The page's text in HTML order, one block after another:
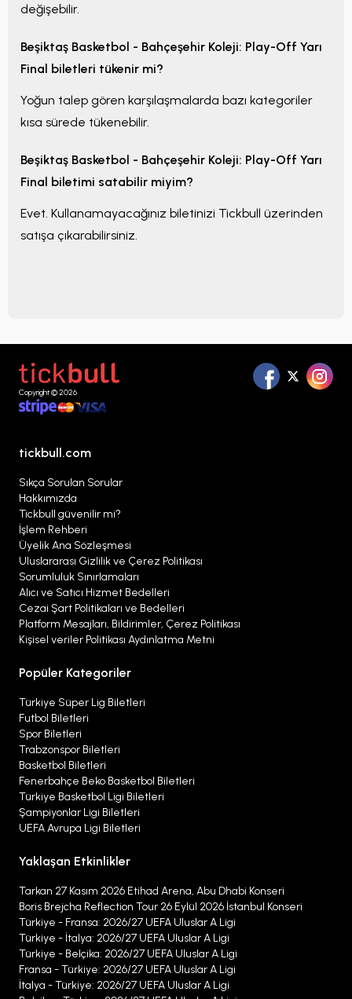
değişebilir.
Beşiktaş Basketbol - Bahçeşehir Koleji: Play-Off Yarı
Final biletleri tükenir mi?
Yoğun talep gören karşılaşmalarda bazı kategoriler
kısa sürede tükenebilir.
Beşiktaş Basketbol - Bahçeşehir Koleji: Play-Off Yarı
Final biletimi satabilir miyim?
Evet. Kullanamayacağınız biletinizi Tickbull üzerinden
satışa çıkarabilirsiniz.
Copyright © 2026
tickbull.com
Sıkça Sorulan Sorular
Hakkımızda
Tickbull güvenilir mi?
İşlem Rehberi
Üyelik Ana Sözleşmesi
Uluslararası Gizlilik ve Çerez Politikası
Sorumluluk Sınırlamaları
Alıcı ve Satıcı Hizmet Bedelleri
Cezai Şart Politikaları ve Bedelleri
Platform Mesajları, Bildirimler, Çerez Politikası
Kişisel veriler Politikası Aydınlatma Metni
Popüler Kategoriler
Türkiye Süper Lig Biletleri
Futbol Biletleri
Spor Biletleri
Trabzonspor Biletleri
Basketbol Biletleri
Fenerbahçe Beko Basketbol Biletleri
Türkiye Basketbol Ligi Biletleri
Şampiyonlar Ligi Biletleri
UEFA Avrupa Ligi Biletleri
Yaklaşan Etkinlikler
Tarkan 27 Kasım 2026 Etihad Arena, Abu Dhabi Konseri
Boris Brejcha Reflection Tour 26 Eylül 2026 İstanbul Konseri
Türkiye - Fransa: 2026/27 UEFA Uluslar A Ligi
Türkiye - İtalya: 2026/27 UEFA Uluslar A Ligi
Türkiye - Belçika: 2026/27 UEFA Uluslar A Ligi
Fransa - Türkiye: 2026/27 UEFA Uluslar A Ligi
İtalya - Türkiye: 2026/27 UEFA Uluslar A Ligi